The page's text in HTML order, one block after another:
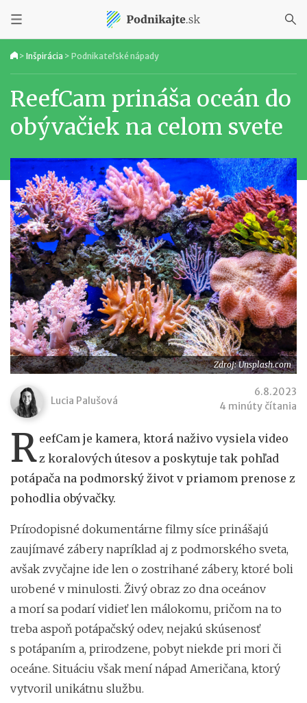
> Inšpirácia > Podnikateľské nápady
ReefCam prináša oceán do
obývačiek na celom svete
Zdroj: Unsplash.com
Lucia Palušová
6.8.2023
4 minúty čítania
R eefCam je kamera, ktorá naživo vysiela video
z koralových útesov a poskytuje tak pohľad
potápača na podmorský život v priamom prenose z
pohodlia obývačky.
Prírodopisné dokumentárne filmy síce prinášajú
zaujímavé zábery napríklad aj z podmorského sveta,
avšak zvyčajne ide len o zostrihané zábery, ktoré boli
urobené v minulosti. Živý obraz zo dna oceánov
a morí sa podarí vidieť len málokomu, pričom na to
treba aspoň potápačský odev, nejakú skúsenosť
s potápaním a, prirodzene, pobyt niekde pri mori či
oceáne. Situáciu však mení nápad Američana, ktorý
vytvoril unikátnu službu.